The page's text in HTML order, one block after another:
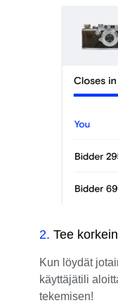
2. Tee
Kun löydät
käyttäjätili
tekemisen!